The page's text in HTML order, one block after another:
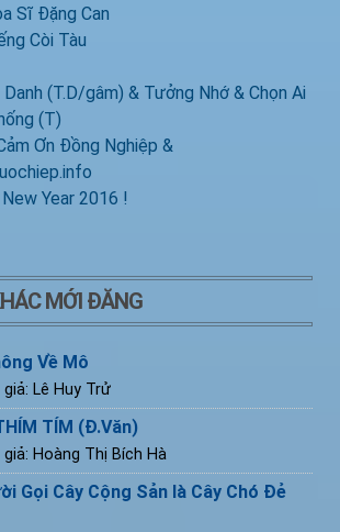
Sĩ Đặng Can
Còi Tàu
(T.D/gâm) & Tưởng Nhớ & Chọn Ai
(T)
Ơn Đồng Nghiệp &
Year 2016 !
MỚI ĐĂNG
Về Mô
giả: Lê Huy Trử
TÍM (Đ.Văn)
giả: Hoàng Thị Bích Hà
Gọi Cây Cộng Sản là Cây Chó Đẻ